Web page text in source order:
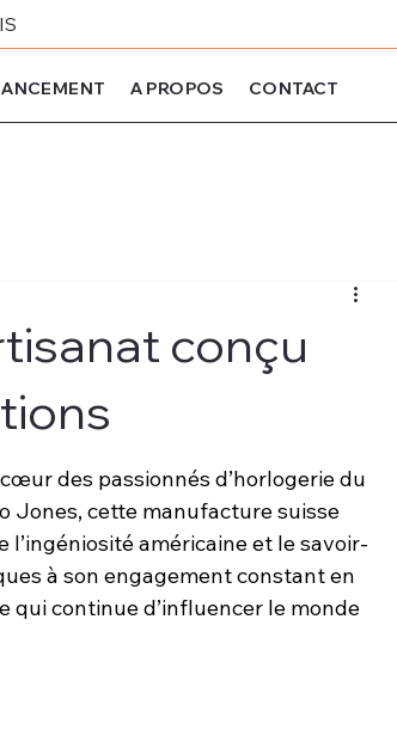
A PROPOS CONTACT
conçu
des passionnés d’horlogerie du
Jones, cette manufacture suisse
américaine et le savoir-
à son engagement constant en
qui continue d’influencer le monde